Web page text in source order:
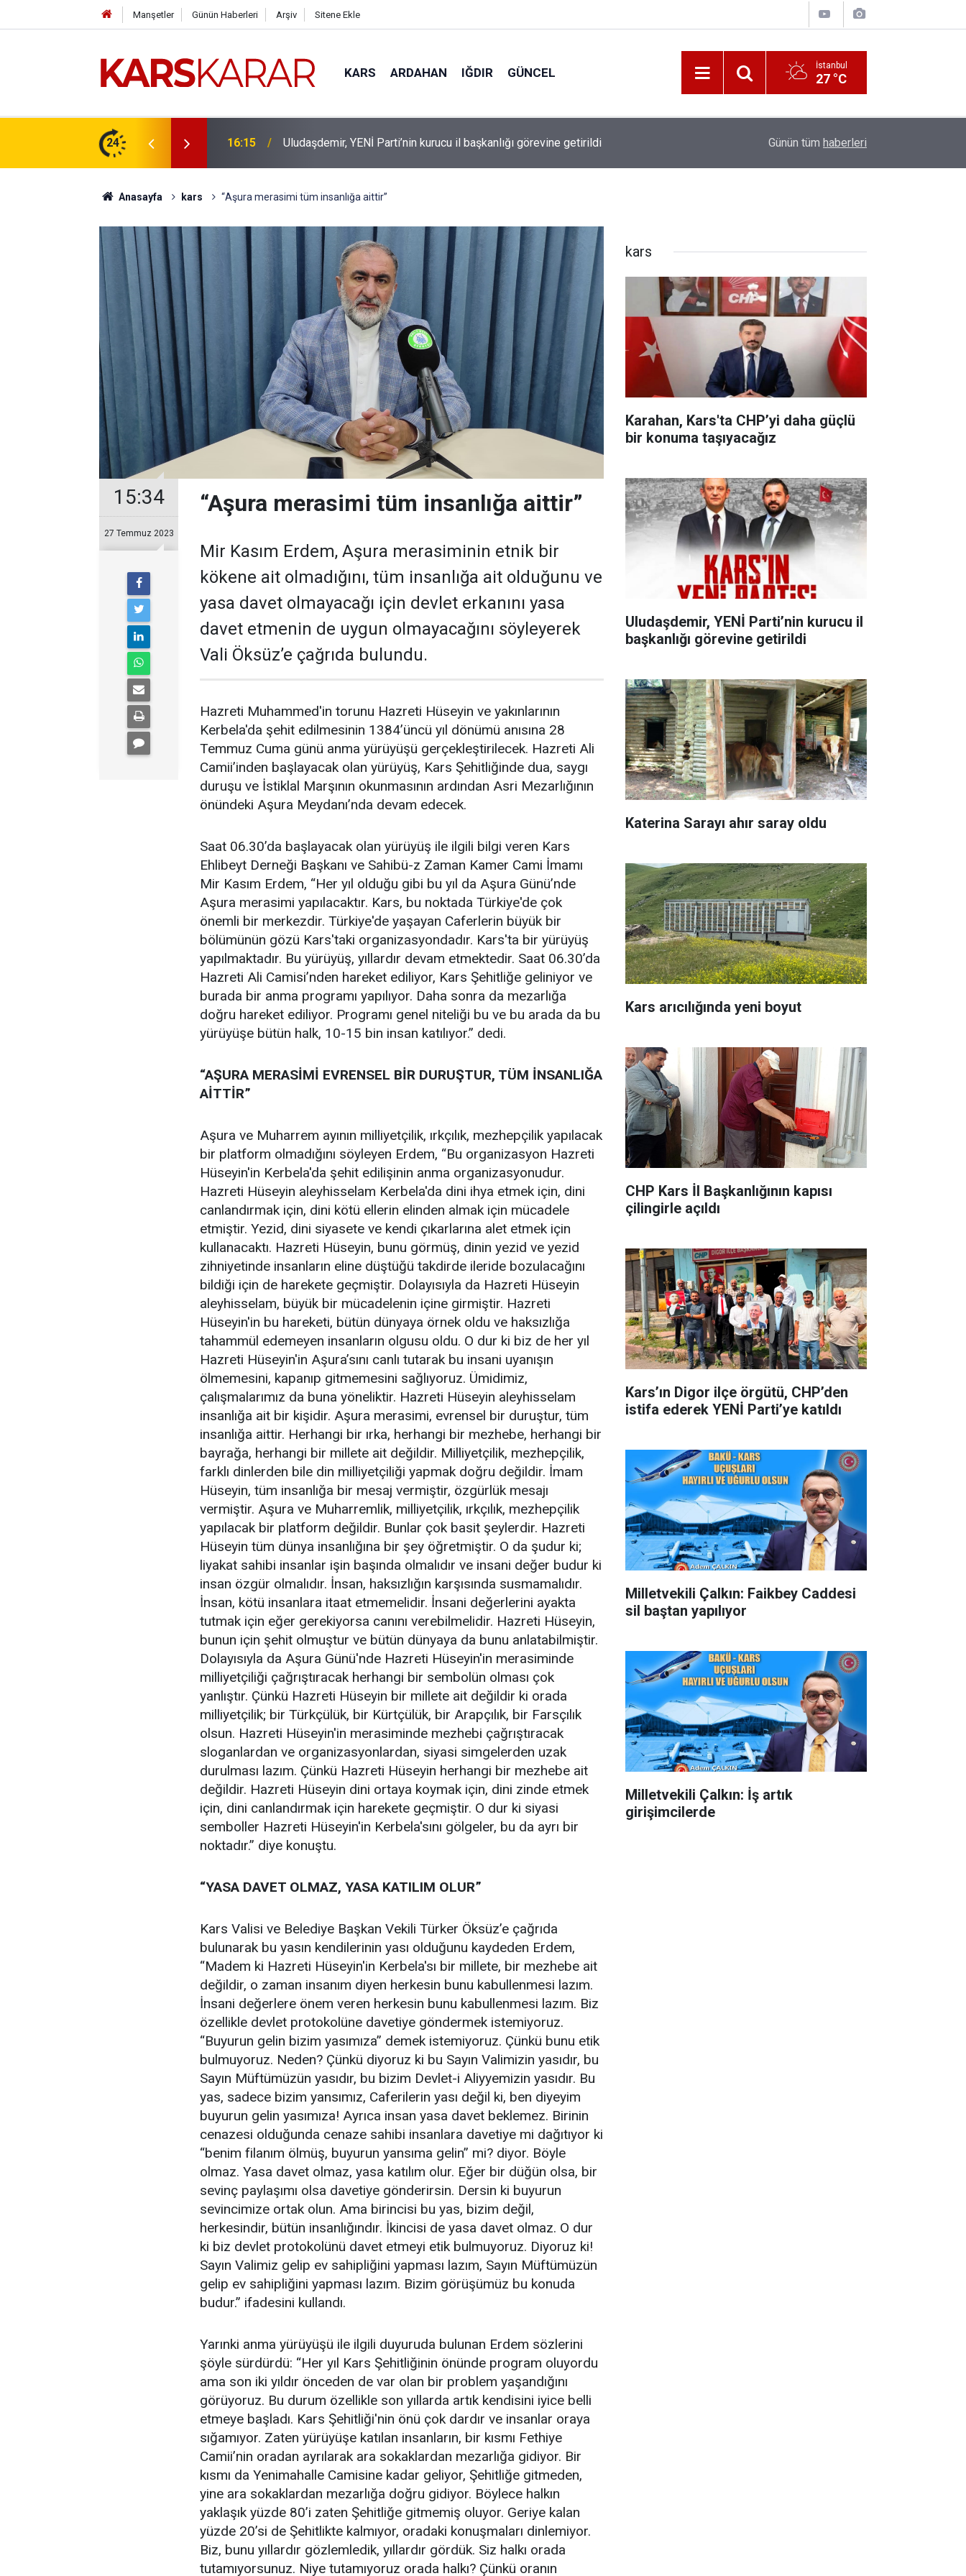
Manşetler Günün Haberleri Arşiv Sitene Ekle
KARS ARDAHAN IĞDIR GÜNCEL İstanbul
27 °C
24
bir konuma taşıyacağız 16:15 Uludaşdemir, YENİ Parti’nin kurucu il başkanlığı görevine getirildi Katerina Sarayı ahır saray oldu
Günün tüm haberleri
Anasayfa kars “Aşura merasimi tüm insanlığa aittir”
15:34
27 Temmuz 2023
“Aşura merasimi tüm insanlığa aittir”
Mir Kasım Erdem, Aşura merasiminin etnik bir
kökene ait olmadığını, tüm insanlığa ait olduğunu ve
yasa davet olmayacağı için devlet erkanını yasa
davet etmenin de uygun olmayacağını söyleyerek
Vali Öksüz’e çağrıda bulundu.
Hazreti Muhammed'in torunu Hazreti Hüseyin ve yakınlarının
Kerbela'da şehit edilmesinin 1384’üncü yıl dönümü anısına 28
Temmuz Cuma günü anma yürüyüşü gerçekleştirilecek. Hazreti Ali
Camii’inden başlayacak olan yürüyüş, Kars Şehitliğinde dua, saygı
duruşu ve İstiklal Marşının okunmasının ardından Asri Mezarlığının
önündeki Aşura Meydanı’nda devam edecek.
Saat 06.30’da başlayacak olan yürüyüş ile ilgili bilgi veren Kars
Ehlibeyt Derneği Başkanı ve Sahibü-z Zaman Kamer Cami İmamı
Mir Kasım Erdem, “Her yıl olduğu gibi bu yıl da Aşura Günü’nde
Aşura merasimi yapılacaktır. Kars, bu noktada Türkiye'de çok
önemli bir merkezdir. Türkiye'de yaşayan Caferlerin büyük bir
bölümünün gözü Kars'taki organizasyondadır. Kars'ta bir yürüyüş
yapılmaktadır. Bu yürüyüş, yıllardır devam etmektedir. Saat 06.30’da
Hazreti Ali Camisi’nden hareket ediliyor, Kars Şehitliğe geliniyor ve
burada bir anma programı yapılıyor. Daha sonra da mezarlığa
doğru hareket ediliyor. Programı genel niteliği bu ve bu arada da bu
yürüyüşe bütün halk, 10-15 bin insan katılıyor.” dedi.
“AŞURA MERASİMİ EVRENSEL BİR DURUŞTUR, TÜM İNSANLIĞA
AİTTİR”
Aşura ve Muharrem ayının milliyetçilik, ırkçılık, mezhepçilik yapılacak
bir platform olmadığını söyleyen Erdem, “Bu organizasyon Hazreti
Hüseyin'in Kerbela'da şehit edilişinin anma organizasyonudur.
Hazreti Hüseyin aleyhisselam Kerbela'da dini ihya etmek için, dini
canlandırmak için, dini kötü ellerin elinden almak için mücadele
etmiştir. Yezid, dini siyasete ve kendi çıkarlarına alet etmek için
kullanacaktı. Hazreti Hüseyin, bunu görmüş, dinin yezid ve yezid
zihniyetinde insanların eline düştüğü takdirde ileride bozulacağını
bildiği için de harekete geçmiştir. Dolayısıyla da Hazreti Hüseyin
aleyhisselam, büyük bir mücadelenin içine girmiştir. Hazreti
Hüseyin'in bu hareketi, bütün dünyaya örnek oldu ve haksızlığa
tahammül edemeyen insanların olgusu oldu. O dur ki biz de her yıl
Hazreti Hüseyin'in Aşura’sını canlı tutarak bu insani uyanışın
ölmemesini, kapanıp gitmemesini sağlıyoruz. Ümidimiz,
çalışmalarımız da buna yöneliktir. Hazreti Hüseyin aleyhisselam
insanlığa ait bir kişidir. Aşura merasimi, evrensel bir duruştur, tüm
insanlığa aittir. Herhangi bir ırka, herhangi bir mezhebe, herhangi bir
bayrağa, herhangi bir millete ait değildir. Milliyetçilik, mezhepçilik,
farklı dinlerden bile din milliyetçiliği yapmak doğru değildir. İmam
Hüseyin, tüm insanlığa bir mesaj vermiştir, özgürlük mesajı
vermiştir. Aşura ve Muharremlik, milliyetçilik, ırkçılık, mezhepçilik
yapılacak bir platform değildir. Bunlar çok basit şeylerdir. Hazreti
Hüseyin tüm dünya insanlığına bir şey öğretmiştir. O da şudur ki;
liyakat sahibi insanlar işin başında olmalıdır ve insani değer budur ki
insan özgür olmalıdır. İnsan, haksızlığın karşısında susmamalıdır.
İnsan, kötü insanlara itaat etmemelidir. İnsani değerlerini ayakta
tutmak için eğer gerekiyorsa canını verebilmelidir. Hazreti Hüseyin,
bunun için şehit olmuştur ve bütün dünyaya da bunu anlatabilmiştir.
Dolayısıyla da Aşura Günü'nde Hazreti Hüseyin'in merasiminde
milliyetçiliği çağrıştıracak herhangi bir sembolün olması çok
yanlıştır. Çünkü Hazreti Hüseyin bir millete ait değildir ki orada
milliyetçilik; bir Türkçülük, bir Kürtçülük, bir Arapçılık, bir Farsçılık
olsun. Hazreti Hüseyin'in merasiminde mezhebi çağrıştıracak
sloganlardan ve organizasyonlardan, siyasi simgelerden uzak
durulması lazım. Çünkü Hazreti Hüseyin herhangi bir mezhebe ait
değildir. Hazreti Hüseyin dini ortaya koymak için, dini zinde etmek
için, dini canlandırmak için harekete geçmiştir. O dur ki siyasi
semboller Hazreti Hüseyin'in Kerbela'sını gölgeler, bu da ayrı bir
noktadır.” diye konuştu.
“YASA DAVET OLMAZ, YASA KATILIM OLUR”
Kars Valisi ve Belediye Başkan Vekili Türker Öksüz’e çağrıda
bulunarak bu yasın kendilerinin yası olduğunu kaydeden Erdem,
“Madem ki Hazreti Hüseyin'in Kerbela'sı bir millete, bir mezhebe ait
değildir, o zaman insanım diyen herkesin bunu kabullenmesi lazım.
İnsani değerlere önem veren herkesin bunu kabullenmesi lazım. Biz
özellikle devlet protokolüne davetiye göndermek istemiyoruz.
“Buyurun gelin bizim yasımıza” demek istemiyoruz. Çünkü bunu etik
bulmuyoruz. Neden? Çünkü diyoruz ki bu Sayın Valimizin yasıdır, bu
Sayın Müftümüzün yasıdır, bu bizim Devlet-i Aliyyemizin yasıdır. Bu
yas, sadece bizim yansımız, Caferilerin yası değil ki, ben diyeyim
buyurun gelin yasımıza! Ayrıca insan yasa davet beklemez. Birinin
cenazesi olduğunda cenaze sahibi insanlara davetiye mi dağıtıyor ki
“benim filanım ölmüş, buyurun yansıma gelin” mi? diyor. Böyle
olmaz. Yasa davet olmaz, yasa katılım olur. Eğer bir düğün olsa, bir
sevinç paylaşımı olsa davetiye gönderirsin. Dersin ki buyurun
sevincimize ortak olun. Ama birincisi bu yas, bizim değil,
herkesindir, bütün insanlığındır. İkincisi de yasa davet olmaz. O dur
ki biz devlet protokolünü davet etmeyi etik bulmuyoruz. Diyoruz ki!
Sayın Valimiz gelip ev sahipliğini yapması lazım, Sayın Müftümüzün
gelip ev sahipliğini yapması lazım. Bizim görüşümüz bu konuda
budur.” ifadesini kullandı.
Yarınki anma yürüyüşü ile ilgili duyuruda bulunan Erdem sözlerini
şöyle sürdürdü: “Her yıl Kars Şehitliğinin önünde program oluyordu
ama son iki yıldır önceden de var olan bir problem yaşandığını
görüyoruz. Bu durum özellikle son yıllarda artık kendisini iyice belli
etmeye başladı. Kars Şehitliği'nin önü çok dardır ve insanlar oraya
sığamıyor. Zaten yürüyüşe katılan insanların, bir kısmı Fethiye
Camii’nin oradan ayrılarak ara sokaklardan mezarlığa gidiyor. Bir
kısmı da Yenimahalle Camisine kadar geliyor, Şehitliğe gitmeden,
yine ara sokaklardan mezarlığa doğru gidiyor. Böylece halkın
yaklaşık yüzde 80’i zaten Şehitliğe gitmemiş oluyor. Geriye kalan
yüzde 20’si de Şehitlikte kalmıyor, oradaki konuşmaları dinlemiyor.
Biz, bunu yıllardır gözlemledik, yıllardır gördük. Siz halkı orada
tutamıyorsunuz. Niye tutamıyoruz orada halkı? Çünkü oranın
kars
Karahan, Kars'ta CHP’yi daha güçlü
bir konuma taşıyacağız
Uludaşdemir, YENİ Parti’nin kurucu il
başkanlığı görevine getirildi
Katerina Sarayı ahır saray oldu
Kars arıcılığında yeni boyut
CHP Kars İl Başkanlığının kapısı
çilingirle açıldı
Kars’ın Digor ilçe örgütü, CHP’den
istifa ederek YENİ Parti’ye katıldı
Milletvekili Çalkın: Faikbey Caddesi
sil baştan yapılıyor
Milletvekili Çalkın: İş artık
girişimcilerde